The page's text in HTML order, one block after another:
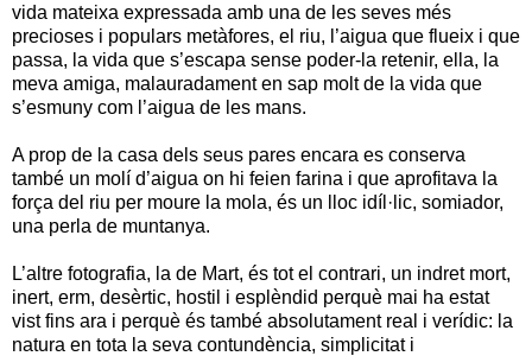
vida mateixa expressada amb una de les seves més
precioses i populars metàfores, el riu, l’aigua que flueix i que
passa, la vida que s’escapa sense poder-la retenir, ella, la
meva amiga, malauradament en sap molt de la vida que
s’esmuny com l’aigua de les mans.
A prop de la casa dels seus pares encara es conserva
també un molí d’aigua on hi feien farina i que aprofitava la
força del riu per moure la mola, és un lloc idíl·lic, somiador,
una perla de muntanya.
L’altre fotografia, la de Mart, és tot el contrari, un indret mort,
inert, erm, desèrtic, hostil i esplèndid perquè mai ha estat
vist fins ara i perquè és també absolutament real i verídic: la
natura en tota la seva contundència, simplicitat i